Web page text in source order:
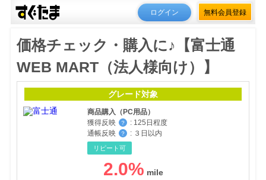
ログイン 無料会員登録
価格チェック・購入に♪【富士通
WEB MART（法人様向け）】
グレード対象
商品購入（PC用品）
獲得反映
？ : 125日程度
通帳反映
？ : ３日以内
リピート可
2.0%